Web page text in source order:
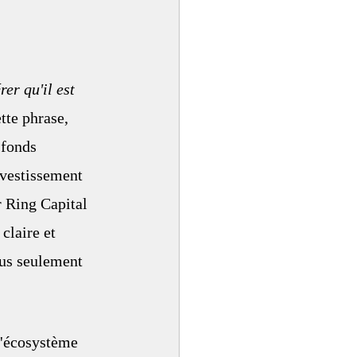
qu'il est
phrase,
Ring Capital
et
seulement